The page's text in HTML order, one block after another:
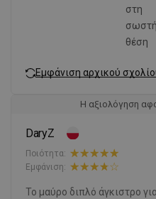
στη
σωστή
θέση
Εμφάνιση αρχικού
Η αξιολόγηση
DaryZ
Ποιότητα:
Εμφάνιση:
Το μαύρο διπλό άγκιστρο